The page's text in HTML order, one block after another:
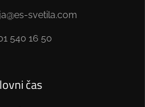
svetila.com
540 16 50
čas